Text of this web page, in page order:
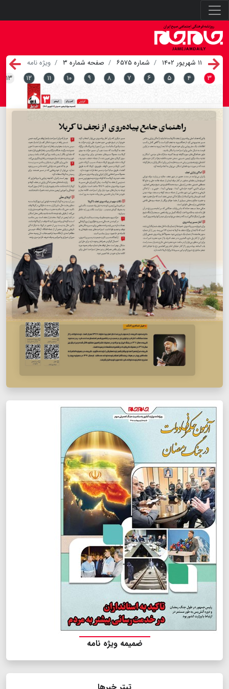
۱۱ شهریور ۱۴۰۲ شماره ۶۵۷۵ صفحه شماره ۳
ویژه نامه
۳ ۴ ۵ ۶ ۷ ۸ ۹ ۱۰ ۱۱ ۱۲ ۱۳
ضمیمه ویژه نامه